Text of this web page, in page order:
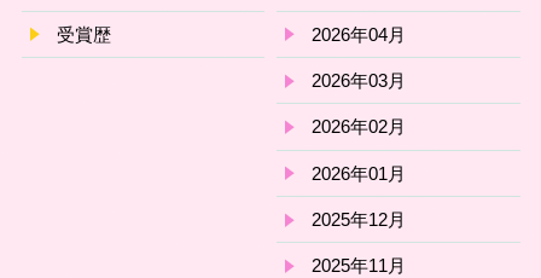
受賞歴 2026年04月
2026年03月
2026年02月
2026年01月
2025年12月
2025年11月